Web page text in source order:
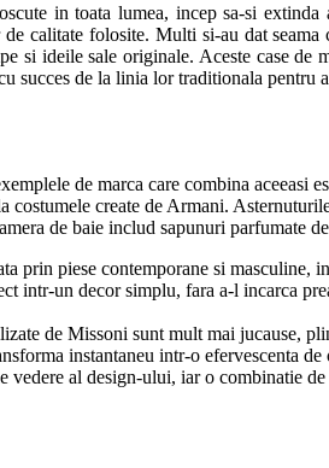
in toata lumea, incep sa-si
calitate folosite. Multi si-au dat
si ideile sale originale. Aceste case
succes de la linia lor traditionala
de marca care combina aceeasi
costumele create de Armani.
de baie includ sapunuri parfumate
piese contemporane si masculine,
intr-un decor simplu, fara a-l incarca
de Missoni sunt mult mai jucause,
instantaneu intr-o efervescenta
vedere al design-ului, iar o combinatie